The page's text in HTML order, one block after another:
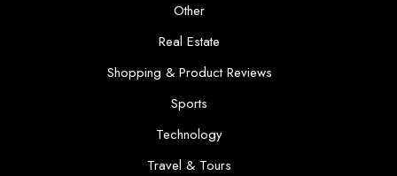
Other
Real Estate
Shopping & Product Reviews
Sports
Technology
Travel & Tours